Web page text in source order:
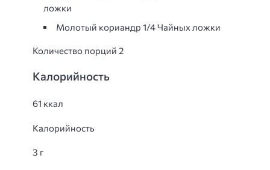
ложки
Молотый кориандр 1/4 Чайных ложки
Количество порций 2
Калорийность
61 ккал
Калорийность
3 г